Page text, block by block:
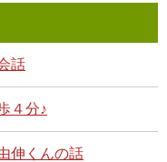
話
４分♪
伸くんの話